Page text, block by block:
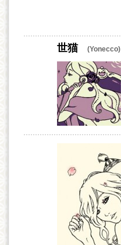
世猫 (Yonecco)